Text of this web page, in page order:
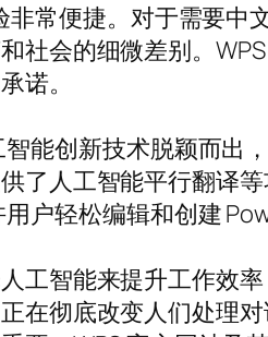
非常便捷。对于需要
社会的细微差别。
诺。
能创新技术脱颖而出
了人工智能平行翻译
户轻松编辑和创建
工智能来提升工作效
在彻底改变人们处理